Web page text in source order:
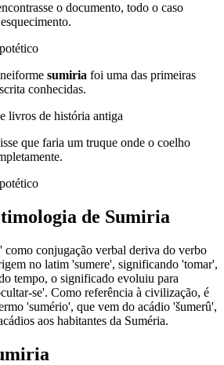
o documento, todo o caso
sumiria foi uma das primeiras
conhecidas.
livros de história antiga
que faria um truque onde o coelho
de Sumiria
como conjugação verbal deriva do verbo
no latim 'sumere', significando 'tomar',
tempo, o significado evoluiu para
se'. Como referência à civilização, é
'sumério', que vem do acádio 'šumerû',
aos habitantes da Suméria.